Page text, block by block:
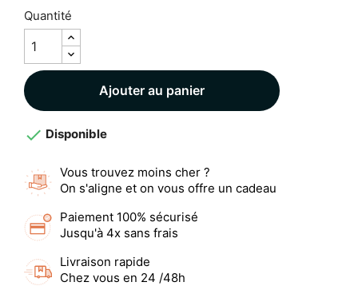
Quantité
Ajouter au panier
 Disponible
Vous trouvez moins cher ?
On s'aligne et on vous offre un cadeau
Paiement 100% sécurisé
Jusqu'à 4x sans frais
Livraison rapide
Chez vous en 24 /48h